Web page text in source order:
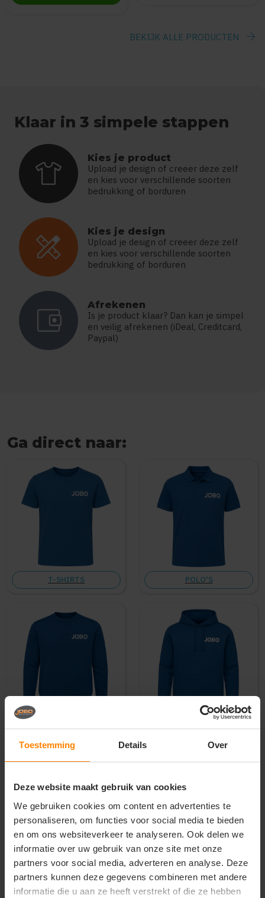
Toestemming Details Over
Deze website maakt gebruik van cookies
We gebruiken cookies om content en advertenties te
personaliseren, om functies voor social media te bieden
en om ons websiteverkeer te analyseren. Ook delen we
informatie over uw gebruik van onze site met onze
partners voor social media, adverteren en analyse. Deze
partners kunnen deze gegevens combineren met andere
informatie die u aan ze heeft verstrekt of die ze hebben
BEKIJK ALLE PRODUCTEN arrow_forward
Klaar in 3 simpele stappen
apparel
Kies je product
Upload je design of creeer deze zelf
en kies voor verschillende soorten
bedrukking of borduren
design_services
Kies je design
Upload je design of creeer deze zelf
en kies voor verschillende soorten
bedrukking of borduren
account_balance_wallet
Afrekenen
Is je product klaar? Dan kan je simpel
en veilig afrekenen (iDeal, Creditcard,
Paypal)
Ga direct naar:
T-SHIRTS POLO'S
VESTEN JASSEN